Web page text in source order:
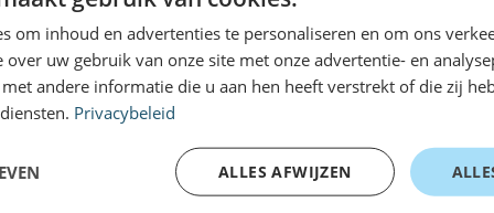
zitconfiguratie)
Hatchback
Automaat
om inhoud en advertenties te personaliseren en om ons
uw gebruik van onze site met onze advertentie- en
andere informatie die u aan hen heeft verstrekt of die zij
Privacybeleid
ALLES AFWIJZEN